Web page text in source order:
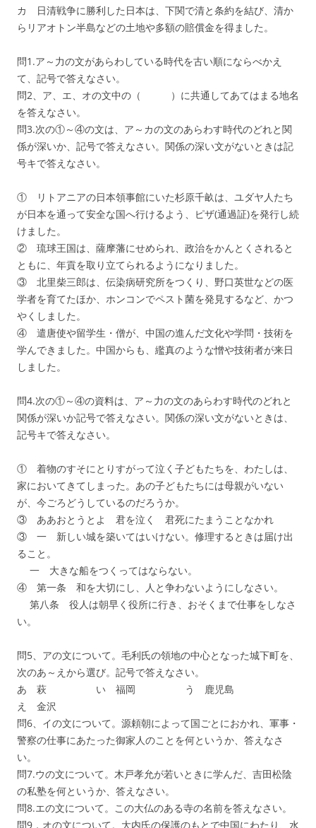
カ 日清戦争に勝利した日本は、下関で清と条約を結び、清か
らリアオトン半島などの土地や多額の賠償金を得ました。
問1.ア～力の文があらわしている時代を古い順にならべかえ
て、記号で答えなさい。
問2、ア、エ、オの文中の（ ）に共通してあてはまる地名
を答えなさい。
問3.次の①～④の文は、ア～カの文のあらわす時代のどれと関
係が深いか、記号で答えなさい。関係の深い文がないときは記
号キで答えなさい。
① リトアニアの日本領事館にいた杉原千畝は、ユダヤ人たち
が日本を通って安全な国へ行けるよう、ピザ(通過証)を発行し続
けました。
② 琉球王国は、薩摩藩にせめられ、政治をかんとくされると
ともに、年貢を取り立てられるようになりました。
③ 北里柴三郎は、伝染病研究所をつくり、野口英世などの医
学者を育てたほか、ホンコンでペスト菌を発見するなど、かつ
やくしました。
④ 遣唐使や留学生・僧が、中国の進んだ文化や学問・技術を
学んできました。中国からも、繿真のような憎や技術者が来日
しました。
問4.次の①～④の資料は、ア～力の文のあらわす時代のどれと
関係が深いか記号で答えなさい。関係の深い文がないときは、
記号キで答えなさい。
① 着物のすそにとりすがって泣く子どもたちを、わたしは、
家においてきてしまった。あの子どもたちには母親がいない
が、今ごろどうしているのだろうか。
③ ああおとうとよ 君を泣く 君死にたまうことなかれ
③ 一 新しい城を築いてはいけない。修理するときは届け出
ること。
一 大きな船をつくってはならない。
④ 第一条 和を大切にし、人と争わないようにしなさい。
第八条 役人は朝早く役所に行き、おそくまで仕事をしなさ
い。
問5、アの文について。毛利氏の領地の中心となった城下町を、
次のあ～えから選び。記号で答えなさい。
あ 萩 い 福岡 う 鹿児島
え 金沢
問6、イの文について。源頼朝によって国ごとにおかれ、軍事・
警察の仕事にあたった御家人のことを何というか、答えなさ
い。
問7.ウの文について。木戸孝允が若いときに学んだ、吉田松陰
の私塾を何というか、答えなさい。
問8.エの文について。この大仏のある寺の名前を答えなさい。
問9，オの文について。大内氏の保護のもとで中国にわたり、水